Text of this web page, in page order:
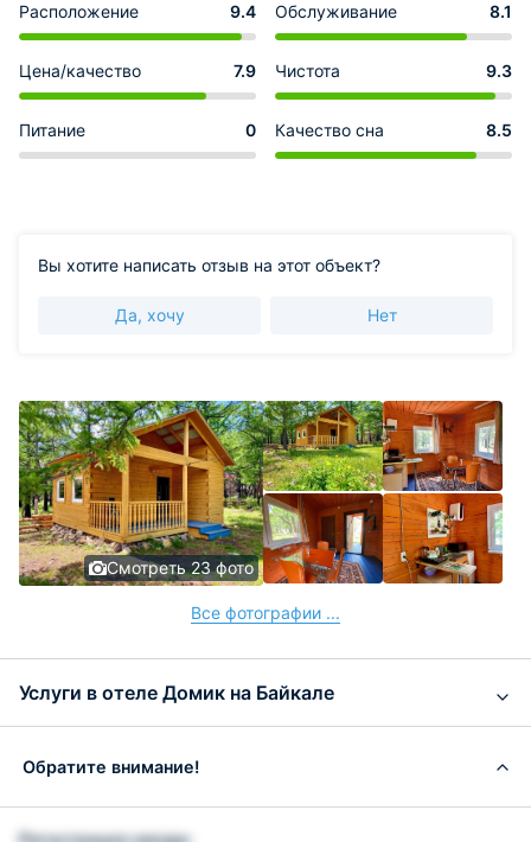
Расположение 9.4 Обслуживание 8.1
Цена/качество 7.9 Чистота 9.3
Питание 0 Качество сна 8.5
Вы хотите написать отзыв на этот объект?
Да, хочу Нет
Смотреть 23 фото
Все фотографии ...
Услуги в отеле Домик на Байкале
Обратите внимание!